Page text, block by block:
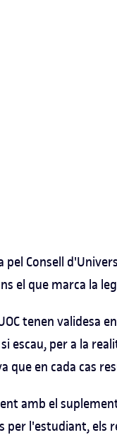
Consell
el que marca la
tenen validesa
escau, per a la
que en cada cas
amb el
per l'estudiant, els